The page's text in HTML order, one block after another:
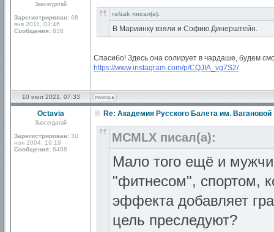
Завсегдатай
Зарегистрирован: 08
янв 2011, 03:46
Сообщения: 838
rafzak писал(а):
В Мариинку взяли и Софию Динерштейн.
Спасибо! Здесь она солирует в чардаше, будем
https://www.instagram.com/p/CQJIA_vg7S2/
10 июл 2021, 07:33
Octavia
Завсегдатай
Зарегистрирован: 30
ноя 2004, 19:19
Сообщения: 8408
Re: Академия Русского Балета им. Вагановой
MCMLX писал(а):
Мало того ещё и
"фитнесом", спортом,
эффекта добавляет
цель преследуют?